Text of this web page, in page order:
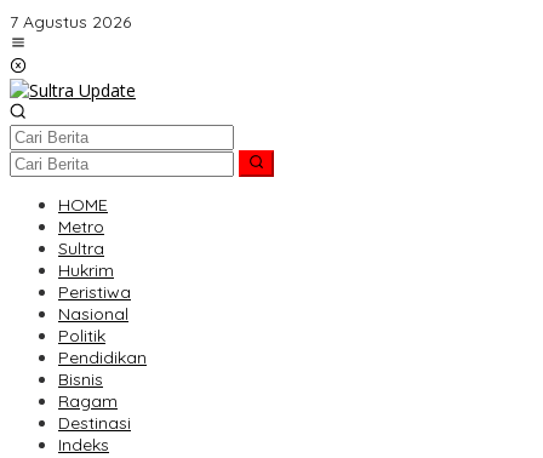
Lewati
ke
konten
7 Agustus 2026
HOME
Metro
Sultra
Hukrim
Peristiwa
Nasional
Politik
Pendidikan
Bisnis
Ragam
Destinasi
Indeks